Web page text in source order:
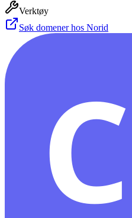
Verktøy
Søk domener hos Norid